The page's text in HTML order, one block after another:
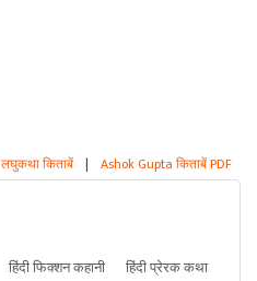
लघुकथा किताबें | Ashok Gupta किताबें PDF
हिंदी फिक्शन कहानी
हिंदी प्रेरक कथा